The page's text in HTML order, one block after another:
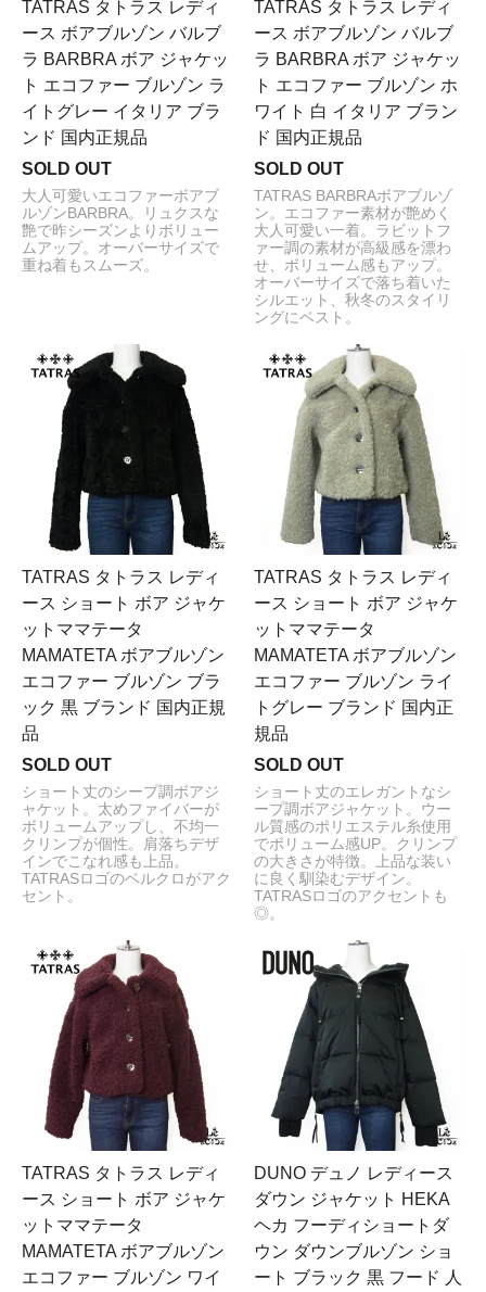
TATRAS タトラス レディ
ース ボアブルゾン バルブ
ラ BARBRA ボア ジャケッ
ト エコファー ブルゾン ラ
イトグレー イタリア ブラ
ンド 国内正規品
SOLD OUT
大人可愛いエコファーボアブ
ルゾンBARBRA。リュクスな
艶で昨シーズンよりボリュー
ムアップ。オーバーサイズで
重ね着もスムーズ。
TATRAS タトラス レディ
ース ボアブルゾン バルブ
ラ BARBRA ボア ジャケッ
ト エコファー ブルゾン ホ
ワイト 白 イタリア ブラン
ド 国内正規品
SOLD OUT
TATRAS BARBRAボアブルゾ
ン。エコファー素材が艶めく
大人可愛い一着。ラビットフ
ァー調の素材が高級感を漂わ
せ、ボリューム感もアップ。
オーバーサイズで落ち着いた
シルエット、秋冬のスタイリ
ングにベスト。
TATRAS タトラス レディ
ース ショート ボア ジャケ
ットママテータ
MAMATETA ボアブルゾン
エコファー ブルゾン ブラ
ック 黒 ブランド 国内正規
品
SOLD OUT
ショート丈のシープ調ボアジ
ャケット。太めファイバーが
ボリュームアップし、不均一
クリンプが個性。肩落ちデザ
インでこなれ感も上品。
TATRASロゴのベルクロがアク
セント。
TATRAS タトラス レディ
ース ショート ボア ジャケ
ットママテータ
MAMATETA ボアブルゾン
エコファー ブルゾン ライ
トグレー ブランド 国内正
規品
SOLD OUT
ショート丈のエレガントなシ
ープ調ボアジャケット。ウー
ル質感のポリエステル糸使用
でボリューム感UP。クリンプ
の大きさが特徴。上品な装い
に良く馴染むデザイン。
TATRASロゴのアクセントも
◎。
TATRAS タトラス レディ
ース ショート ボア ジャケ
ットママテータ
MAMATETA ボアブルゾン
エコファー ブルゾン ワイ
DUNO デュノ レディース
ダウン ジャケット HEKA
ヘカ フーディショートダ
ウン ダウンブルゾン ショ
ート ブラック 黒 フード 人